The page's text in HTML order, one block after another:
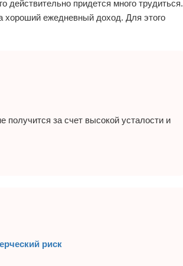
действительно придется много трудиться.
хороший ежедневный доход. Для этого
за счет высокой усталости и
риск